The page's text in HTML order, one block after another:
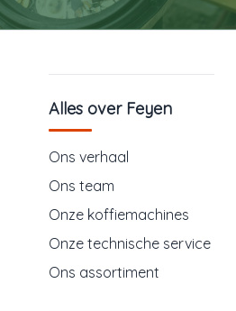
Alles over Feyen
Ons verhaal
Ons team
Onze koffiemachines
Onze technische service
Ons assortiment